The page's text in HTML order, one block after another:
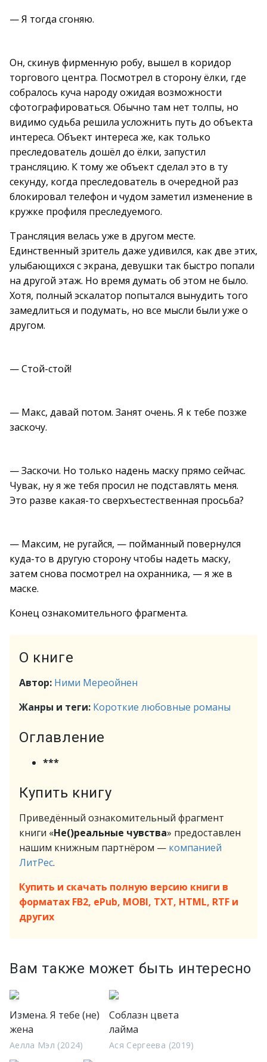
— Я тогда сгоняю.
Он, скинув фирменную робу, вышел в коридор
торгового центра. Посмотрел в сторону ёлки, где
собралось куча народу ожидая возможности
сфотографироваться. Обычно там нет толпы, но
видимо судьба решила усложнить путь до объекта
интереса. Объект интереса же, как только
преследователь дошёл до ёлки, запустил
трансляцию. К тому же объект сделал это в ту
секунду, когда преследователь в очередной раз
блокировал телефон и чудом заметил изменение в
кружке профиля преследуемого.
Трансляция велась уже в другом месте.
Единственный зритель даже удивился, как две этих,
улыбающихся с экрана, девушки так быстро попали
на другой этаж. Но время думать об этом не было.
Хотя, полный эскалатор попытался вынудить того
замедлиться и подумать, но все мысли были уже о
другом.
— Стой-стой!
— Макс, давай потом. Занят очень. Я к тебе позже
заскочу.
— Заскочи. Но только надень маску прямо сейчас.
Чувак, ну я же тебя просил не подставлять меня.
Это разве какая-то сверхъестественная просьба?
— Максим, не ругайся, — пойманный повернулся
куда-то в другую сторону чтобы надеть маску,
затем снова посмотрел на охранника, — я же в
маске.
Конец ознакомительного фрагмента.
О книге
Автор: Ними Мереойнен
Жанры и теги: Короткие любовные романы
Оглавление
***
Купить книгу
Приведённый ознакомительный фрагмент
книги «Не()реальные чувства» предоставлен
нашим книжным партнёром — компанией
ЛитРес.
Купить и скачать полную версию книги в
форматах FB2, ePub, MOBI, TXT, HTML, RTF и
других
Вам также может быть интересно
Измена. Я тебе (не)
жена
Аелла Мэл (2024)
Соблазн цвета
лайма
Ася Сергеева (2019)